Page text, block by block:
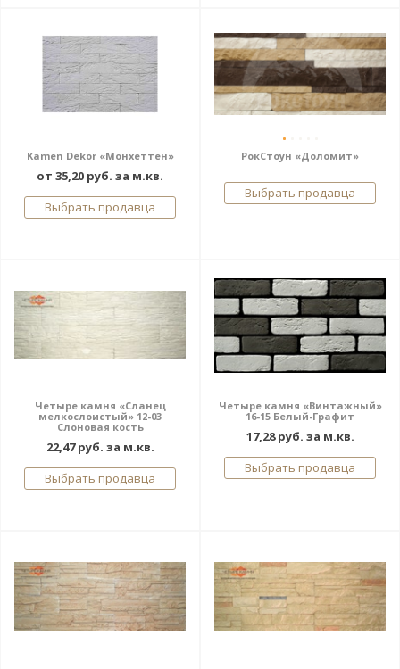
Kamen Dekor «Монхеттен»
от 35,20 руб. за м.кв.
Выбрать продавца
РокСтоун «Доломит»
Выбрать продавца
Четыре камня «Сланец
мелкослоистый» 12-03
Слоновая кость
22,47 руб. за м.кв.
Выбрать продавца
Четыре камня «Винтажный»
16-15 Белый-Графит
17,28 руб. за м.кв.
Выбрать продавца